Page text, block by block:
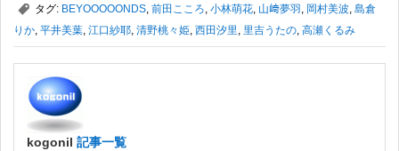
, タグ: BEYOOOOONDS, 前田こころ, 小林萌花, 山﨑夢羽 , 岡村美波, 島倉
りか, 平井美葉, 江口紗耶, 清野桃々姫, 西田汐里, 里吉うたの, 高瀬くるみ
kogonil 記事一覧